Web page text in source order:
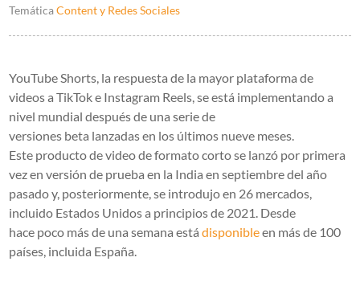
TemáticaContent y Redes Sociales
YouTube Shorts, la respuesta de la mayor plataforma de
videos a TikTok e Instagram Reels, se está implementando a
nivel mundial después de una serie de
versiones beta lanzadas en los últimos nueve meses.
Este producto de video de formato corto se lanzó por primera
vez en versión de prueba en la India en septiembre del año
pasado y, posteriormente, se introdujo en 26 mercados,
incluido Estados Unidos a principios de 2021. Desde
hace poco más de una semana está disponibleen más de 100
países, incluida España.